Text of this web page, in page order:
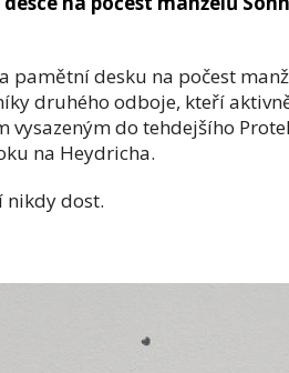
pamětní desku na počest
druhého odboje, kteří
vysazeným do tehdejšího
na Heydricha.
nikdy dost.